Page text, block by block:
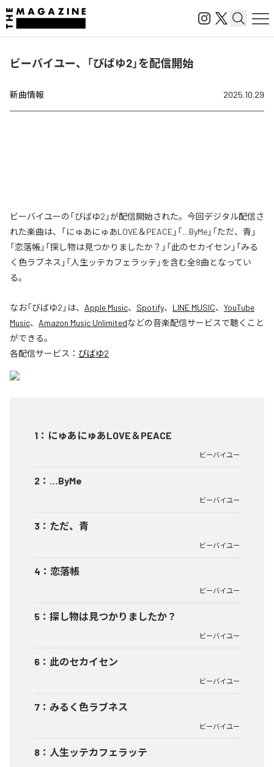
ビーバイユー、「びばゆ2」を配信開始
新曲情報 2025.10.29
ビーバイユーの「びばゆ2」が配信開始された。今回デジタル配信さ
れた楽曲は、「にゅあにゅあLOVE＆PEACE」「…ByMe」「ただ、青」
「恋落帳」「探し物は見つかりましたか？」「此のセカイセン」「みる
く色ラブネス」「人生ッテカフェラッテ」を含む全8曲となってい
る。
なお「びばゆ2 」は、 Apple Music、 Spotify、 LINE MUSIC、 YouTube
Music、 Amazon Music Unlimitedなどの音楽配信サービスで聴くこと
ができる。
各配信サービス： びばゆ2
1 ： にゅあにゅあLOVE＆PEACE
ビーバイユー
2 ： …ByMe
ビーバイユー
3 ： ただ、青
ビーバイユー
4 ： 恋落帳
ビーバイユー
5 ： 探し物は見つかりましたか？
ビーバイユー
6 ： 此のセカイセン
ビーバイユー
7 ： みるく色ラブネス
ビーバイユー
8 ： 人生ッテカフェラッテ